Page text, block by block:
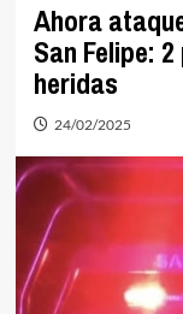
Ahora
San Felipe:
heridas
24/02/2025